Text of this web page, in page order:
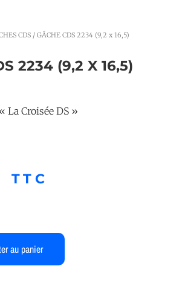
CDS / GÂCHE CDS 2234 (9,2 x 16,5)
2234 (9,2 X 16,5)
La Croisée DS »
TTC
au panier